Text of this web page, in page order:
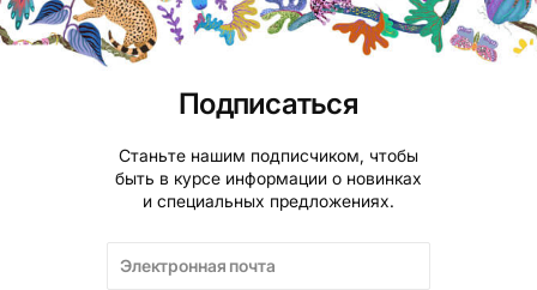
Подписаться
Станьте нашим подписчиком, чтобы
быть в курсе информации о новинках
и специальных предложениях.